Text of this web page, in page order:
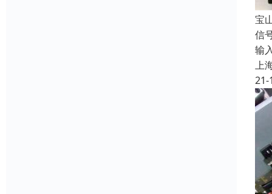
宝
信
输
上
21-